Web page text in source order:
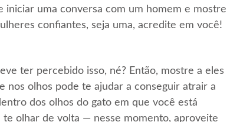
iniciar uma conversa com um homem e mostre
confiantes, seja uma, acredite em você!
ter percebido isso, né? Então, mostre a eles
nos olhos pode te ajudar a conseguir atrair a
dos olhos do gato em que você está
olhar de volta — nesse momento, aproveite